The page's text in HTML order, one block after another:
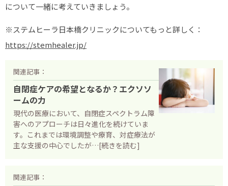
について一緒に考えていきましょう。
※ステムヒーラ日本橋クリニックについてもっと詳しく：
https://stemhealer.jp/
関連記事：
自閉症ケアの希望となるか？エクソソ
ームの力
現代の医療において、自閉症スペクトラム障
害へのアプローチは日々進化を続けていま
す。これまでは環境調整や療育、対症療法が
主な支援の中心でしたが…[続きを読む]
関連記事：